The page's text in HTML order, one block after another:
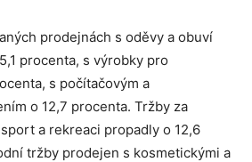
prodejnách s oděvy a obuví
procenta, s výrobky pro
s počítačovým a
o 12,7 procenta. Tržby za
a rekreaci propadly o 12,6
tržby prodejen s kosmetickými a